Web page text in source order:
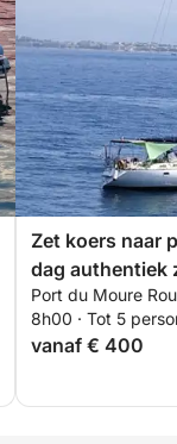
Zet koers naar
dag authentiek
op een zeilboot.
Port du Moure
8h00 · Tot 5
vanaf € 400